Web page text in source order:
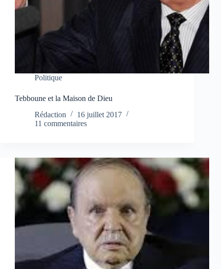
Politique
Tebboune et la Maison de Dieu
Rédaction
16 juillet 2017
11 commentaires